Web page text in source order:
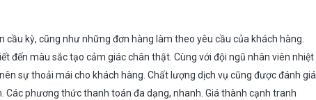
cầu kỳ, cũng như những đơn hàng làm theo yêu cầu của khách hàng.
đến màu sắc tạo cảm giác chân thật. Cùng với đội ngũ nhân viên nhiệt
sự thoải mái cho khách hàng. Chất lượng dịch vụ cũng được đánh giá
Các phương thức thanh toán đa dạng, nhanh. Giá thành cạnh tranh